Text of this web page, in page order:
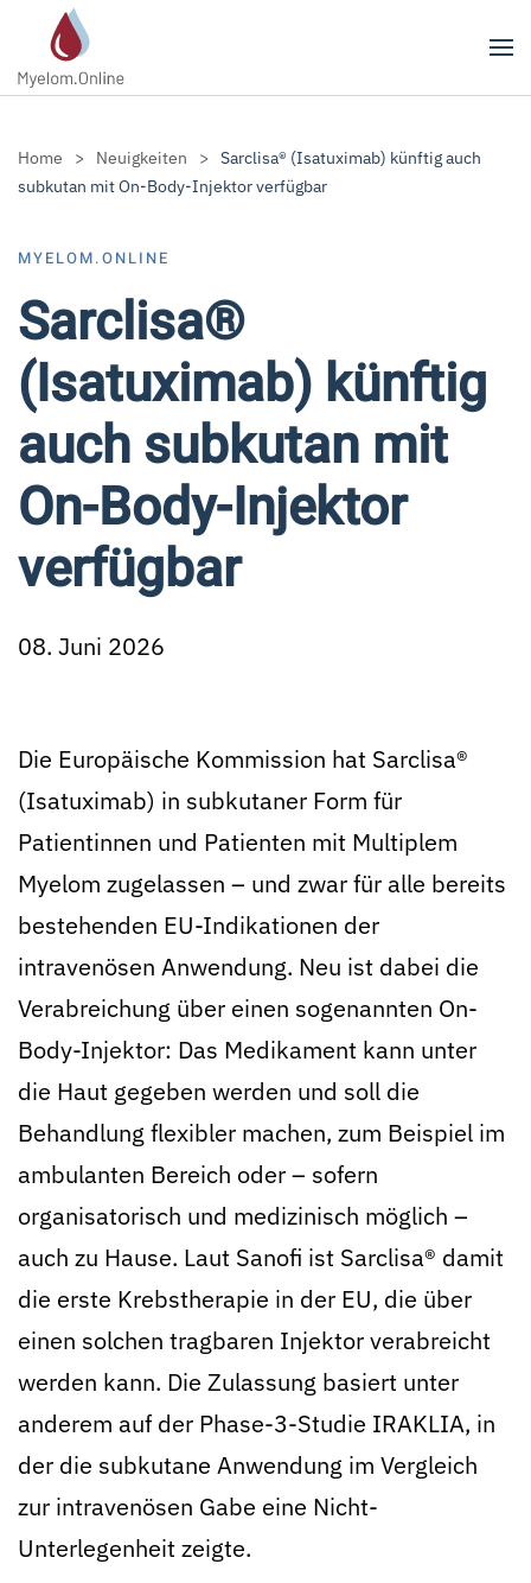
Zum Hauptinhalt springen
Home Neuigkeiten
Sarclisa® (Isatuximab) künftig auch
subkutan mit On-Body-Injektor verfügbar
MYELOM.ONLINE
Sarclisa®
(Isatuximab) künftig
auch subkutan mit
On-Body-Injektor
verfügbar
08. Juni 2026
Die Europäische Kommission hat Sarclisa®
(Isatuximab) in subkutaner Form für
Patientinnen und Patienten mit Multiplem
Myelom zugelassen – und zwar für alle bereits
bestehenden EU-Indikationen der
intravenösen Anwendung. Neu ist dabei die
Verabreichung über einen sogenannten On-
Body-Injektor: Das Medikament kann unter
die Haut gegeben werden und soll die
Behandlung flexibler machen, zum Beispiel im
ambulanten Bereich oder – sofern
organisatorisch und medizinisch möglich –
auch zu Hause. Laut Sanofi ist Sarclisa® damit
die erste Krebstherapie in der EU, die über
einen solchen tragbaren Injektor verabreicht
werden kann. Die Zulassung basiert unter
anderem auf der Phase-3-Studie IRAKLIA, in
der die subkutane Anwendung im Vergleich
zur intravenösen Gabe eine Nicht-
Unterlegenheit zeigte.